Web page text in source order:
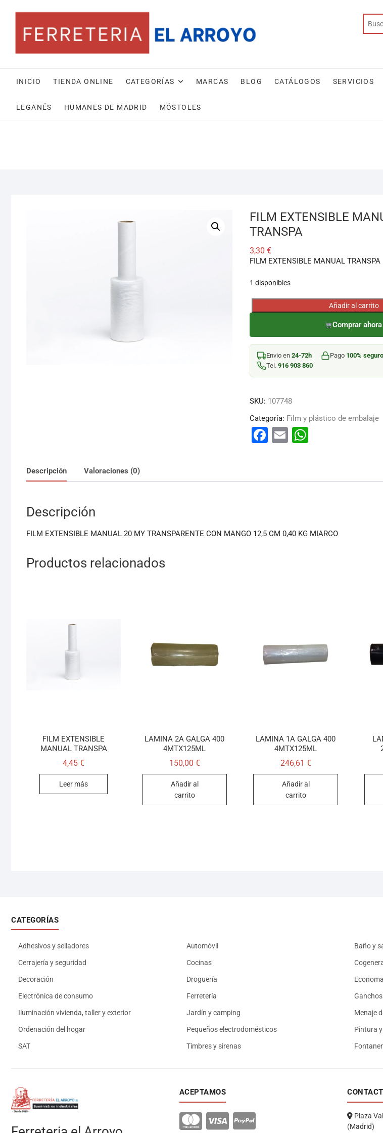
contenido
INICIO TIENDA ONLINE CATEGORÍAS MARCAS BLOG CATÁLOGOS SERVICIOS
LEGANÉS HUMANES DE MADRID MÓSTOLES
FILM EXTENSIBLE
TRANSPA
3,30 €
FILM EXTENSIBLE MANUAL TRANSPA
1 disponibles
FILM
MANUAL
TRANSPA
cantidad
Añadir al carrito
Comprar ahora
Envio en 24-72h Pago 100% seguro
Tel. 916 903 860
SKU: 107748
Categoría: Film y plástico de embalaje
F
e
o
E
l
s
p
Descripción Valoraciones (0)
Descripción
FILM EXTENSIBLE MANUAL 20 MY TRANSPARENTE CON MANGO 12,5 CM 0,40 KG MIARCO
Productos relacionados
FILM EXTENSIBLE
MANUAL TRANSPA
4,45€
Leer más
LAMINA 2A GALGA 400
4MTX125ML
150,00 €
Añadir al
carrito
LAMINA 1A GALGA 400
4MTX125ML
246,61 €
Añadir al
carrito
CATEGORÍAS
Adhesivos y selladores Automóvil Baño y
Cerrajería y seguridad Cocinas
Decoración Droguería
Electrónica de consumo Ferretería
Iluminación vivienda, taller y exterior Jardín y camping Menaje
Ordenación del hogar Pequeños electrodomésticos Pintura
SAT Timbres y sirenas
ACEPTAMOS
Plaza
(Madrid)